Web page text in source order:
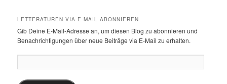
LETTERATUREN VIA E-MAIL ABONNIEREN
Gib Deine E-Mail-Adresse an, um diesen Blog zu abonnieren und
Benachrichtigungen über neue Beiträge via E-Mail zu erhalten.
Mail-
Adresse: